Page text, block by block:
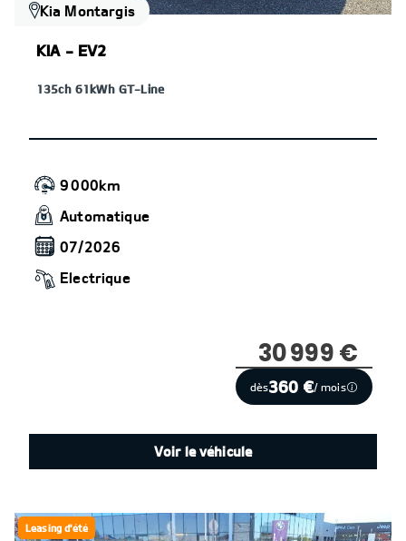
Kia Montargis
KIA - EV2
135ch 61kWh GT-Line
9 000km
Automatique
07/2026
Electrique
30 999 €
dès360 €/ mois
Voir le véhicule
Leasing d'été